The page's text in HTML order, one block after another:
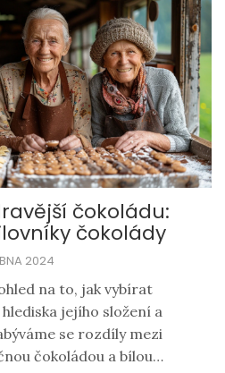
čokoládu:
čokolády
2024
na to, jak vybírat
jejího složení a
se rozdíly mezi
čokoládou a bílou